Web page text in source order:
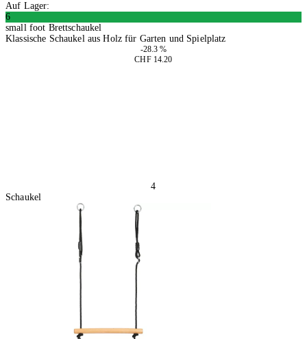
Auf Lager:
6
small foot Brettschaukel
Klassische Schaukel aus Holz für Garten und Spielplatz
-28.3 %
CHF 14.20
4
Schaukel